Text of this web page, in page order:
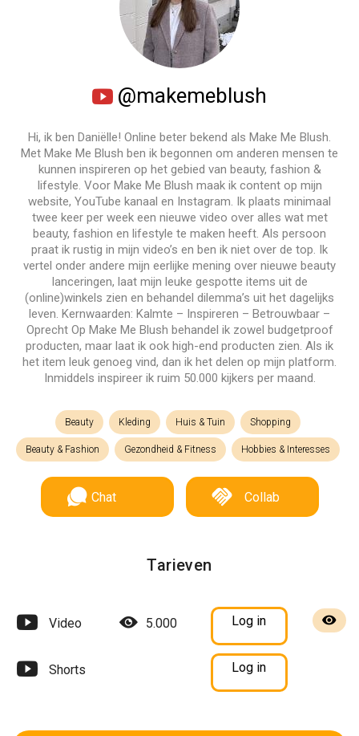
@makemeblush
Hi, ik ben Daniëlle! Online beter bekend als Make Me Blush.
Met Make Me Blush ben ik begonnen om anderen mensen te
kunnen inspireren op het gebied van beauty, fashion &
lifestyle. Voor Make Me Blush maak ik content op mijn
website, YouTube kanaal en Instagram. Ik plaats minimaal
twee keer per week een nieuwe video over alles wat met
beauty, fashion en lifestyle te maken heeft. Als persoon
praat ik rustig in mijn video’s en ben ik niet over de top. Ik
vertel onder andere mijn eerlijke mening over nieuwe beauty
lanceringen, laat mijn leuke gespotte items uit de
(online)winkels zien en behandel dilemma’s uit het dagelijks
leven. Kernwaarden: Kalmte – Inspireren – Betrouwbaar –
Oprecht Op Make Me Blush behandel ik zowel budgetproof
producten, maar laat ik ook high-end producten zien. Als ik
het item leuk genoeg vind, dan ik het delen op mijn platform.
Inmiddels inspireer ik ruim 50.000 kijkers per maand.
Beauty Kleding Huis & Tuin Shopping
Beauty & Fashion Gezondheid & Fitness Hobbies & Interesses
Chat Collab
Tarieven
Video 5.000 Log in
Shorts Log in